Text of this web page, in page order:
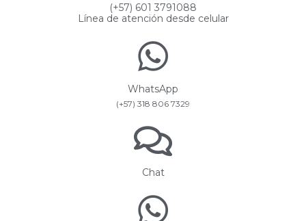
(+57) 601 3791088
Línea de atención desde celular
WhatsApp
(+57) 318 806 7329
Chat